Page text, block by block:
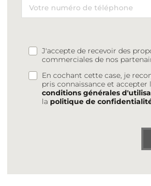
J'accepte de recevoir des
commerciales de nos
En cochant cette case, je
pris connaissance et accepter
conditions générales
la politique de